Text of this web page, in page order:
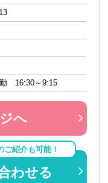
16:30～9:15
へ
紹介も可能！
わせる